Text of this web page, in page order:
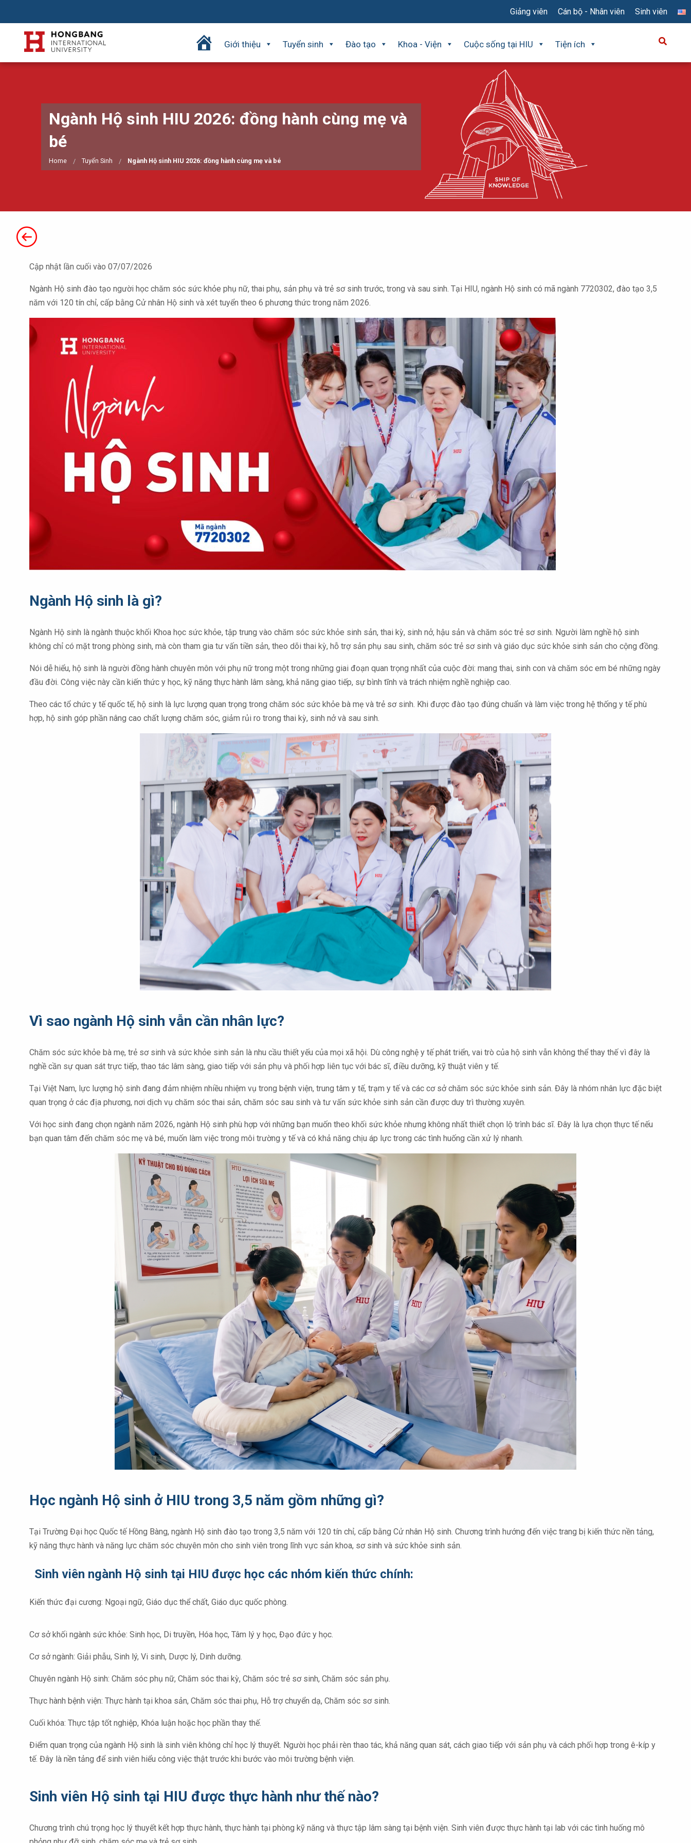
Giảng viên Cán bộ - Nhân viên Sinh viên
a
h
Giới thiệu Tuyển sinh Đào tạo Khoa - Viện Cuộc sống tại HIU Tiện ích
Ngành Hộ sinh HIU 2026: đồng hành cùng mẹ và
bé
Home Tuyển Sinh Ngành Hộ sinh HIU 2026: đồng hành cùng mẹ và bé
Cập nhật lần cuối vào 07/07/2026
Ngành Hộ sinh đào tạo người học chăm sóc sức khỏe phụ nữ, thai phụ, sản phụ và trẻ sơ sinh trước, trong và sau sinh. Tại HIU, ngành Hộ sinh có mã ngành 7720302, đào tạo 3,5
năm với 120 tín chỉ, cấp bằng Cử nhân Hộ sinh và xét tuyển theo 6 phương thức trong năm 2026.
Ngành Hộ sinh là gì?
Ngành Hộ sinh là ngành thuộc khối Khoa học sức khỏe, tập trung vào chăm sóc sức khỏe sinh sản, thai kỳ, sinh nở, hậu sản và chăm sóc trẻ sơ sinh. Người làm nghề hộ sinh
không chỉ có mặt trong phòng sinh, mà còn tham gia tư vấn tiền sản, theo dõi thai kỳ, hỗ trợ sản phụ sau sinh, chăm sóc trẻ sơ sinh và giáo dục sức khỏe sinh sản cho cộng đồng.
Nói dễ hiểu, hộ sinh là người đồng hành chuyên môn với phụ nữ trong một trong những giai đoạn quan trọng nhất của cuộc đời: mang thai, sinh con và chăm sóc em bé những ngày
đầu đời. Công việc này cần kiến thức y học, kỹ năng thực hành lâm sàng, khả năng giao tiếp, sự bình tĩnh và trách nhiệm nghề nghiệp cao.
Theo các tổ chức y tế quốc tế, hộ sinh là lực lượng quan trọng trong chăm sóc sức khỏe bà mẹ và trẻ sơ sinh. Khi được đào tạo đúng chuẩn và làm việc trong hệ thống y tế phù
hợp, hộ sinh góp phần nâng cao chất lượng chăm sóc, giảm rủi ro trong thai kỳ, sinh nở và sau sinh.
Vì sao ngành Hộ sinh vẫn cần nhân lực?
Chăm sóc sức khỏe bà mẹ, trẻ sơ sinh và sức khỏe sinh sản là nhu cầu thiết yếu của mọi xã hội. Dù công nghệ y tế phát triển, vai trò của hộ sinh vẫn không thể thay thế vì đây là
nghề cần sự quan sát trực tiếp, thao tác lâm sàng, giao tiếp với sản phụ và phối hợp liên tục với bác sĩ, điều dưỡng, kỹ thuật viên y tế.
Tại Việt Nam, lực lượng hộ sinh đang đảm nhiệm nhiều nhiệm vụ trong bệnh viện, trung tâm y tế, trạm y tế và các cơ sở chăm sóc sức khỏe sinh sản. Đây là nhóm nhân lực đặc biệt
quan trọng ở các địa phương, nơi dịch vụ chăm sóc thai sản, chăm sóc sau sinh và tư vấn sức khỏe sinh sản cần được duy trì thường xuyên.
Với học sinh đang chọn ngành năm 2026, ngành Hộ sinh phù hợp với những bạn muốn theo khối sức khỏe nhưng không nhất thiết chọn lộ trình bác sĩ. Đây là lựa chọn thực tế nếu
bạn quan tâm đến chăm sóc mẹ và bé, muốn làm việc trong môi trường y tế và có khả năng chịu áp lực trong các tình huống cần xử lý nhanh.
Học ngành Hộ sinh ở HIU trong 3,5 năm gồm những gì?
Tại Trường Đại học Quốc tế Hồng Bàng, ngành Hộ sinh đào tạo trong 3,5 năm với 120 tín chỉ, cấp bằng Cử nhân Hộ sinh. Chương trình hướng đến việc trang bị kiến thức nền tảng,
kỹ năng thực hành và năng lực chăm sóc chuyên môn cho sinh viên trong lĩnh vực sản khoa, sơ sinh và sức khỏe sinh sản.
Sinh viên ngành Hộ sinh tại HIU được học các nhóm kiến thức chính:
Kiến thức đại cương: Ngoại ngữ, Giáo dục thể chất, Giáo dục quốc phòng.
Cơ sở khối ngành sức khỏe: Sinh học, Di truyền, Hóa học, Tâm lý y học, Đạo đức y học.
Cơ sở ngành: Giải phẫu, Sinh lý, Vi sinh, Dược lý, Dinh dưỡng.
Chuyên ngành Hộ sinh: Chăm sóc phụ nữ, Chăm sóc thai kỳ, Chăm sóc trẻ sơ sinh, Chăm sóc sản phụ.
Thực hành bệnh viện: Thực hành tại khoa sản, Chăm sóc thai phụ, Hỗ trợ chuyển dạ, Chăm sóc sơ sinh.
Cuối khóa: Thực tập tốt nghiệp, Khóa luận hoặc học phần thay thế.
Điểm quan trọng của ngành Hộ sinh là sinh viên không chỉ học lý thuyết. Người học phải rèn thao tác, khả năng quan sát, cách giao tiếp với sản phụ và cách phối hợp trong ê-kíp y
tế. Đây là nền tảng để sinh viên hiểu công việc thật trước khi bước vào môi trường bệnh viện.
Sinh viên Hộ sinh tại HIU được thực hành như thế nào?
Chương trình chú trọng học lý thuyết kết hợp thực hành, thực hành tại phòng kỹ năng và thực tập lâm sàng tại bệnh viện. Sinh viên được thực hành tại lab với các tình huống mô